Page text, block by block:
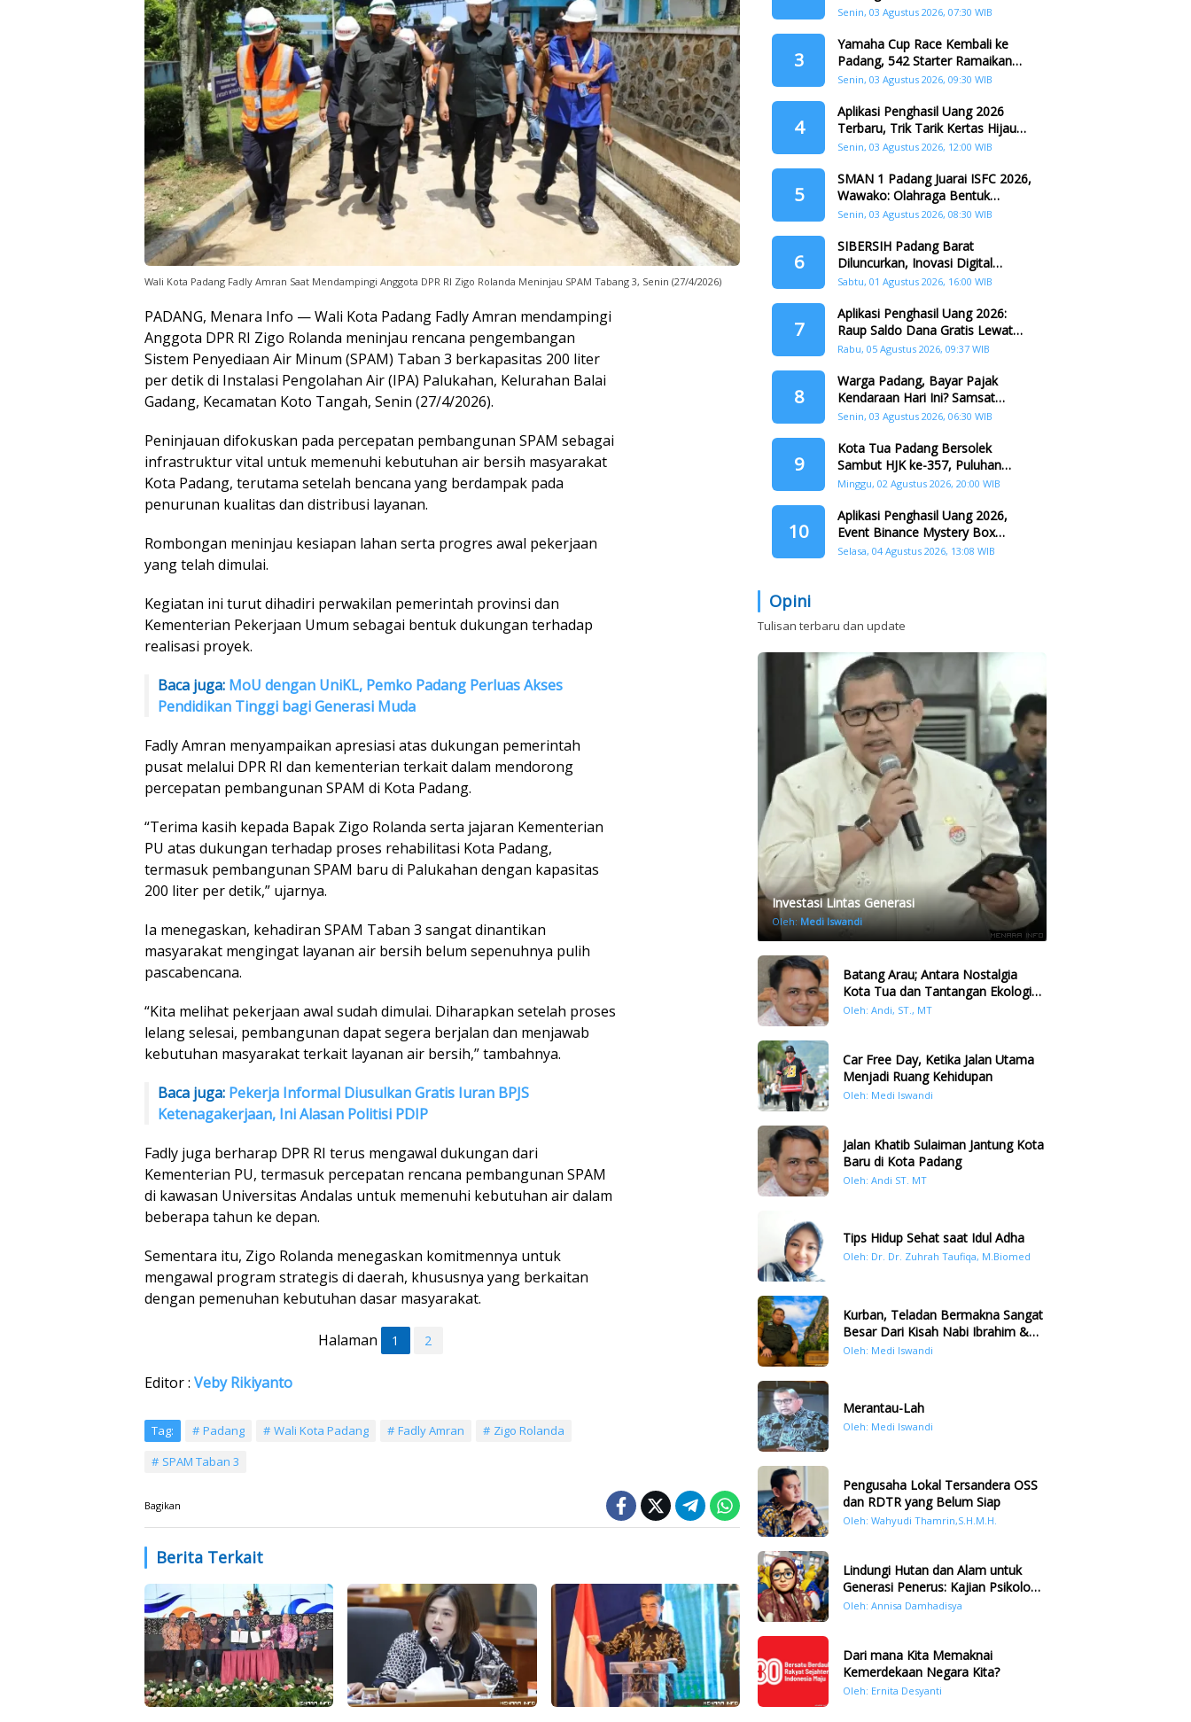
Wali Kota Padang Fadly Amran Saat Mendampingi Anggota DPR RI Zigo Rolanda Meninjau SPAM Tabang 3, Senin (27/4/2026)
PADANG, Menara Info — Wali Kota Padang Fadly Amran mendampingi
Anggota DPR RI Zigo Rolanda meninjau rencana pengembangan
Sistem Penyediaan Air Minum (SPAM) Taban 3 berkapasitas 200 liter
per detik di Instalasi Pengolahan Air (IPA) Palukahan, Kelurahan Balai
Gadang, Kecamatan Koto Tangah, Senin (27/4/2026).
Peninjauan difokuskan pada percepatan pembangunan SPAM sebagai
infrastruktur vital untuk memenuhi kebutuhan air bersih masyarakat
Kota Padang, terutama setelah bencana yang berdampak pada
penurunan kualitas dan distribusi layanan.
Rombongan meninjau kesiapan lahan serta progres awal pekerjaan
yang telah dimulai.
Kegiatan ini turut dihadiri perwakilan pemerintah provinsi dan
Kementerian Pekerjaan Umum sebagai bentuk dukungan terhadap
realisasi proyek.
Baca juga: MoU dengan UniKL, Pemko Padang Perluas Akses
Pendidikan Tinggi bagi Generasi Muda
Fadly Amran menyampaikan apresiasi atas dukungan pemerintah
pusat melalui DPR RI dan kementerian terkait dalam mendorong
percepatan pembangunan SPAM di Kota Padang.
“Terima kasih kepada Bapak Zigo Rolanda serta jajaran Kementerian
PU atas dukungan terhadap proses rehabilitasi Kota Padang,
termasuk pembangunan SPAM baru di Palukahan dengan kapasitas
200 liter per detik,” ujarnya.
Ia menegaskan, kehadiran SPAM Taban 3 sangat dinantikan
masyarakat mengingat layanan air bersih belum sepenuhnya pulih
pascabencana.
“Kita melihat pekerjaan awal sudah dimulai. Diharapkan setelah proses
lelang selesai, pembangunan dapat segera berjalan dan menjawab
kebutuhan masyarakat terkait layanan air bersih,” tambahnya.
Baca juga: Pekerja Informal Diusulkan Gratis Iuran BPJS
Ketenagakerjaan, Ini Alasan Politisi PDIP
Fadly juga berharap DPR RI terus mengawal dukungan dari
Kementerian PU, termasuk percepatan rencana pembangunan SPAM
di kawasan Universitas Andalas untuk memenuhi kebutuhan air dalam
beberapa tahun ke depan.
Sementara itu, Zigo Rolanda menegaskan komitmennya untuk
mengawal program strategis di daerah, khususnya yang berkaitan
dengan pemenuhan kebutuhan dasar masyarakat.
Halaman 1 2
Editor : Veby Rikiyanto
Tag: Padang Wali Kota Padang Fadly Amran
Zigo Rolanda
SPAM Taban 3
Bagikan
Berita Terkait
Padang
Senin, 03 Agustus 2026, 07:30 WIB
3
Yamaha Cup Race Kembali ke
Padang, 542 Starter Ramaikan
Seri II HJK ke-357
Senin, 03 Agustus 2026, 09:30 WIB
4
Aplikasi Penghasil Uang 2026
Terbaru, Trik Tarik Kertas Hijau
Crazy Food Tanpa Penggandaan
Senin, 03 Agustus 2026, 12:00 WIB
5
SMAN 1 Padang Juarai ISFC 2026,
Wawako: Olahraga Bentuk
Karakter Generasi Muda
Senin, 03 Agustus 2026, 08:30 WIB
6
SIBERSIH Padang Barat
Diluncurkan, Inovasi Digital
Perkuat Kolaborasi Warga dan
Sabtu, 01 Agustus 2026, 16:00 WIB
7
Aplikasi Penghasil Uang 2026:
Raup Saldo Dana Gratis Lewat
Nonton Drama, Ini Caranya!
Rabu, 05 Agustus 2026, 09:37 WIB
8
Warga Padang, Bayar Pajak
Kendaraan Hari Ini? Samsat
Keliling Hadir di Padang Barat dan
Senin, 03 Agustus 2026, 06:30 WIB
9
Kota Tua Padang Bersolek
Sambut HJK ke-357, Puluhan
Agenda Nasional dan
Minggu, 02 Agustus 2026, 20:00 WIB
10
Aplikasi Penghasil Uang 2026,
Event Binance Mystery Box
Dapat Saldo Dana
Selasa, 04 Agustus 2026, 13:08 WIB
Opini
Tulisan terbaru dan update
Investasi Lintas Generasi
Oleh: Medi Iswandi
Batang Arau; Antara Nostalgia
Kota Tua dan Tantangan Ekologi
Kawasan
Oleh: Andi, ST., MT
Car Free Day, Ketika Jalan Utama
Menjadi Ruang Kehidupan
Oleh: Medi Iswandi
Jalan Khatib Sulaiman Jantung Kota
Baru di Kota Padang
Oleh: Andi ST. MT
Tips Hidup Sehat saat Idul Adha
Oleh: Dr. Dr. Zuhrah Taufiqa, M.Biomed
Kurban, Teladan Bermakna Sangat
Besar Dari Kisah Nabi Ibrahim &
Nabi Ismail
Oleh: Medi Iswandi
Merantau-Lah
Oleh: Medi Iswandi
Pengusaha Lokal Tersandera OSS
dan RDTR yang Belum Siap
Oleh: Wahyudi Thamrin,S.H.M.H.
Lindungi Hutan dan Alam untuk
Generasi Penerus: Kajian Psikologi
Bencana Hidrometeorologi di
Oleh: Annisa Damhadisya
Dari mana Kita Memaknai
Kemerdekaan Negara Kita?
Oleh: Ernita Desyanti